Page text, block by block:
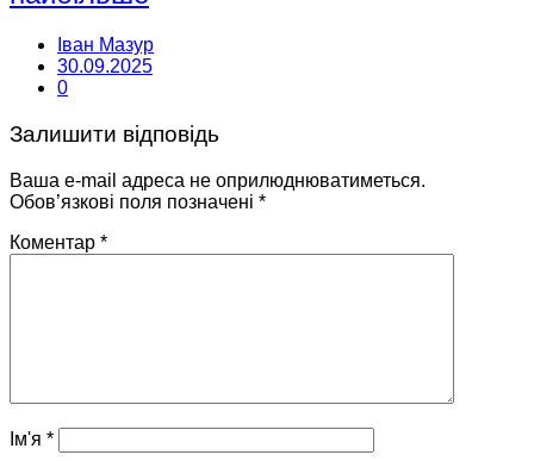
Іван Мазур
30.09.2025
0
Залишити відповідь
Ваша e-mail адреса не оприлюднюватиметься.
Обов’язкові поля позначені *
Коментар *
Ім'я *